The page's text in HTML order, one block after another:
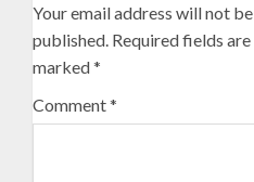
Your email address will not be
published. Required fields are
marked*
Comment*